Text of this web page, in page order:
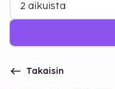
2 aikuista
Takaisin